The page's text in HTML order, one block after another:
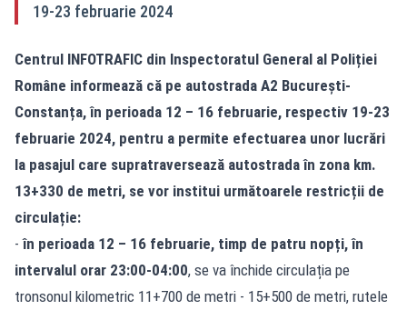
19-23 februarie 2024
Centrul INFOTRAFIC din Inspectoratul General al Poliției
Române informează că pe autostrada A2 București-
Constanța, în perioada 12 – 16 februarie, respectiv 19-23
februarie 2024, pentru a permite efectuarea unor lucrări
la pasajul care supratraversează autostrada în zona km.
13+330 de metri, se vor institui următoarele restricții de
circulație:
-în perioada 12 – 16 februarie, timp de patru nopți, în
intervalul orar 23:00-04:00, se va închide circulația pe
tronsonul kilometric 11+700 de metri - 15+500 de metri, rutele